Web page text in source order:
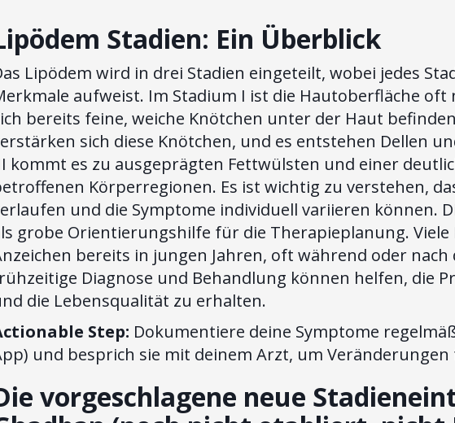
Stadien: Ein Überblick
Lipödem wird in drei Stadien eingeteilt, wobei jedes
aufweist. Im Stadium I ist die Hautoberfläche oft
bereits feine, weiche Knötchen unter der Haut
sich diese Knötchen, und es entstehen Dellen
kommt es zu ausgeprägten Fettwülsten und einer
Körperregionen. Es ist wichtig zu verstehen,
und die Symptome individuell variieren können.
grobe Orientierungshilfe für die Therapieplanung.
bereits in jungen Jahren, oft während oder nach
Diagnose und Behandlung können helfen, die
die Lebensqualität zu erhalten.
Step: Dokumentiere deine Symptome
und besprich sie mit deinem Arzt, um
vorgeschlagene neue